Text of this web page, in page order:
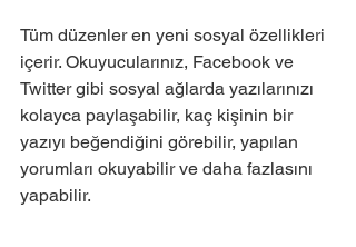
Tüm düzenler en yeni sosyal özellikleri
içerir. Okuyucularınız, Facebook ve
Twitter gibi sosyal ağlarda yazılarınızı
kolayca paylaşabilir, kaç kişinin bir
yazıyı beğendiğini görebilir, yapılan
yorumları okuyabilir ve daha fazlasını
yapabilir.